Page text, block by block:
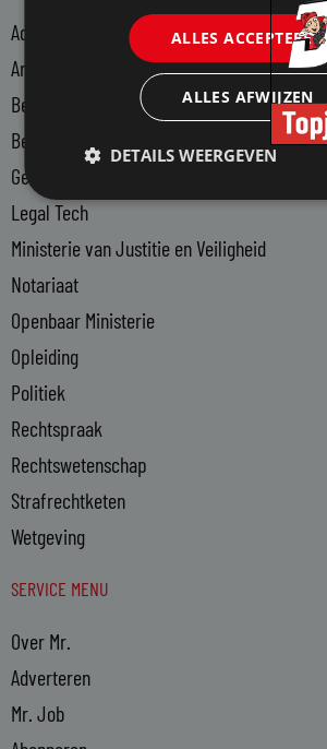
Advocatuur
Arbeidsmarkt
Bedrijfsjuristen
Bedrijfsvoering
Gerechtsdeurwaarders
Legal Tech
Ministerie van Justitie en Veiligheid
Notariaat
Openbaar Ministerie
Opleiding
Politiek
Rechtspraak
Rechtswetenschap
Strafrechtketen
Wetgeving
SERVICE MENU
Over Mr.
Adverteren
Mr. Job
ALLES ACCEPTEREN
ALLES AFWIJZEN
DETAILS WEERGEVEN